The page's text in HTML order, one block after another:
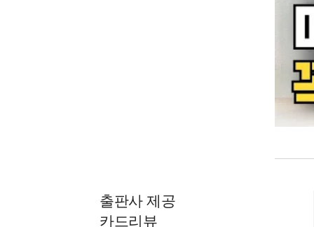
출판사 제공
카드리뷰